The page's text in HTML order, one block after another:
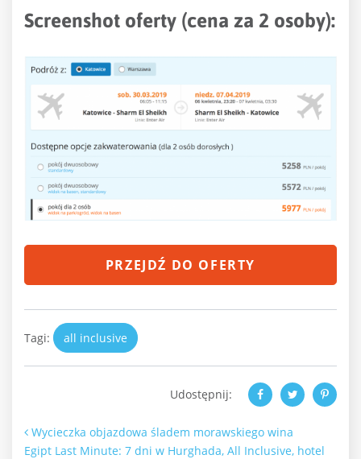
Screenshot oferty (cena za 2 osoby):
PRZEJDŹ DO OFERTY
Tagi: all inclusive
Udostępnij:
Nawigacja po artykułach
Wycieczka objazdowa śladem morawskiego wina
Egipt Last Minute: 7 dni w Hurghada, All Inclusive, hotel